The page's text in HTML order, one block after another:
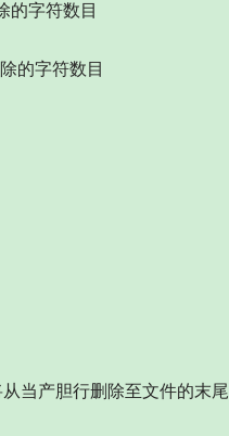
字符数目
字符数目
当产胆行删除至文件的末尾